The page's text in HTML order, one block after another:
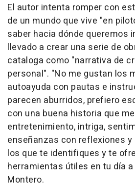
El autor intenta romper con
de un mundo que vive "en
saber hacia dónde queremos
llevado a crear una serie de
cataloga como "narrativa de
personal". "No me gustan los
autoayuda con pautas e
parecen aburridos, prefiero
con una buena historia que
entretenimiento, intriga,
enseñanzas con reflexiones
los que te identifiques y te
herramientas útiles en tu día
Montero.